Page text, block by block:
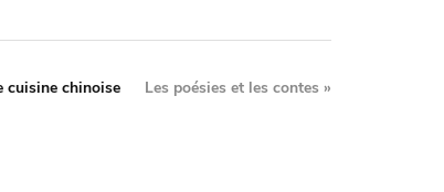
chinoise Les poésies et les contes »